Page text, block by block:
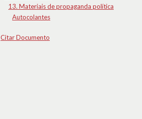
13. Materiais de propaganda política
Autocolantes
Citar Documento